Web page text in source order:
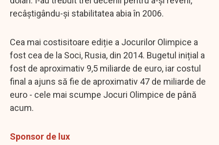
recâștigându-și stabilitatea abia în 2006.
Cea mai costisitoare ediție a Jocurilor Olimpice a
fost cea de la Soci, Rusia, din 2014. Bugetul inițial a
fost de aproximativ 9,5 miliarde de euro, iar costul
final a ajuns să fie de aproximativ 47 de miliarde de
euro - cele mai scumpe Jocuri Olimpice de până
acum.
Sponsor de lux